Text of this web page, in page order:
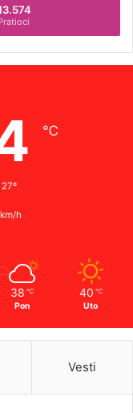
℃
h
38 ℃
Pon
40 ℃
Uto
Vesti